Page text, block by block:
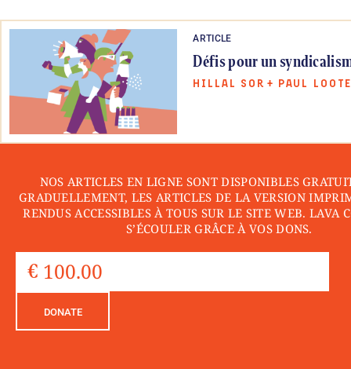
ARTICLE
Défis pour un
HILLAL SOR + PAUL
NOS ARTICLES EN LIGNE SONT DISPONIBLES
GRADUELLEMENT, LES ARTICLES DE LA VERSION
RENDUS ACCESSIBLES À TOUS SUR LE SITE WEB. LAVA
S’ÉCOULER GRÂCE À VOS DONS.
DONATE